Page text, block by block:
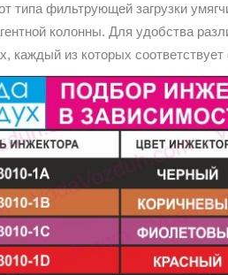
типа фильтрующей загрузки
колонны. Для удобства
каждый из которых